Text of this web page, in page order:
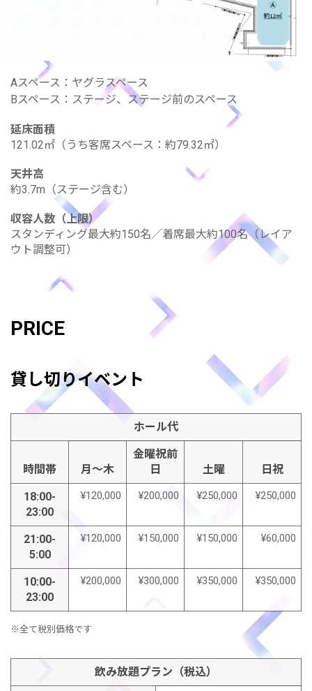
Aスペース：ヤグラスペース
Bスペース：ステージ、ステージ前のスペース
延床面積
121.02㎡（うち客席スペース：約79.32㎡）
天井高
約3.7m（ステージ含む）
収容人数（上限）
スタンディング最大約150名／着席最大約100名（レイア
ウト調整可）
PRICE
貸し切りイベント
ホール代
時間帯 月～木
金曜祝前
日
土曜 日祝
18:00-
23:00
¥120,000 ¥200,000 ¥250,000 ¥250,000
21:00-
5:00
¥120,000 ¥150,000 ¥150,000 ¥60,000
10:00-
23:00
¥200,000 ¥300,000 ¥350,000 ¥350,000
※全て税別価格です
飲み放題プラン（税込）